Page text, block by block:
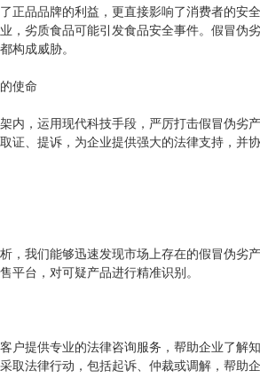
正品品牌的利益，更直接影响了消费者的安
，劣质食品可能引发食品安全事件。假冒伪
构成威胁。
使命
内，运用现代科技手段，严厉打击假冒伪劣
证、提诉，为企业提供强大的法律支持，并
，我们能够迅速发现市场上存在的假冒伪劣
平台，对可疑产品进行精准识别。
户提供专业的法律咨询服务，帮助企业了解
取法律行动，包括起诉、仲裁或调解，帮助企